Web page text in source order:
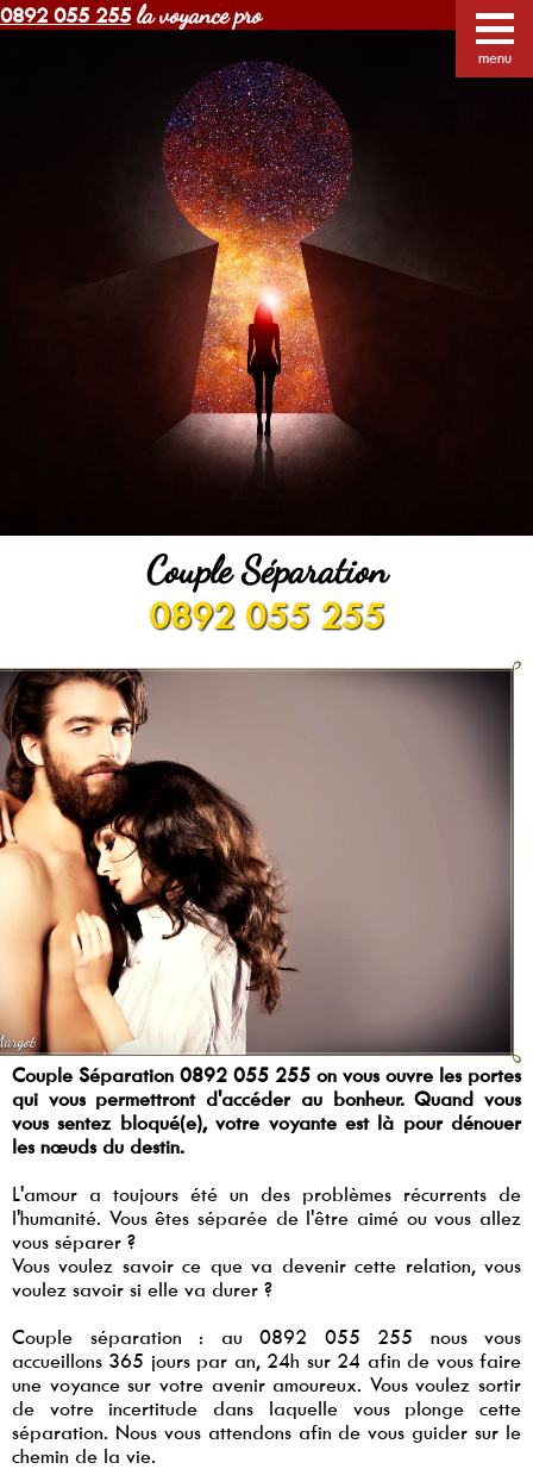
menu
0892 055 255 la voyance pro
Blog
Couple Séparation
0892 055 255
Couple Séparation 0892 055 255 on vous ouvre les portes
qui vous permettront d'accéder au bonheur. Quand vous
vous sentez bloqué(e), votre voyante est là pour dénouer
les nœuds du destin.
L'amour a toujours été un des problèmes récurrents de
l'humanité. Vous êtes séparée de l'être aimé ou vous allez
vous séparer ?
Vous voulez savoir ce que va devenir cette relation, vous
voulez savoir si elle va durer ?
Couple séparation : au 0892 055 255 nous vous
accueillons 365 jours par an, 24h sur 24 afin de vous faire
une voyance sur votre avenir amoureux. Vous voulez sortir
de votre incertitude dans laquelle vous plonge cette
séparation. Nous vous attendons afin de vous guider sur le
chemin de la vie.